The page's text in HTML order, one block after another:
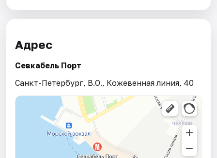
Адрес
Севкабель Порт
Санкт-Петербург, В.О., Кожевенная линия, 40